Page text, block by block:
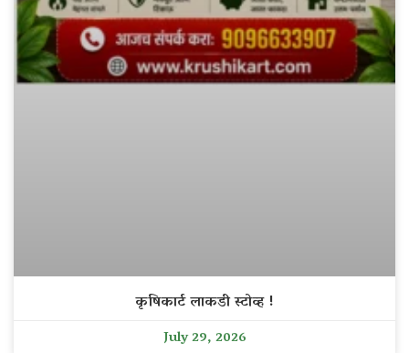
कृषिकार्ट लाकडी स्टोव्ह !
July 29, 2026